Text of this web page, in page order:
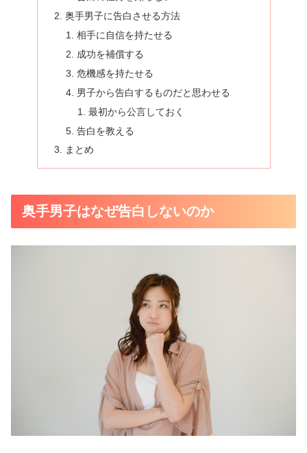
奥手男子に告白させる方法
相手に自信を持たせる
成功を補償する
危機感を持たせる
男子から告白するものだと思わせる
最初から公言しておく
告白を教える
まとめ
奥手男子はなぜ告白しないのか